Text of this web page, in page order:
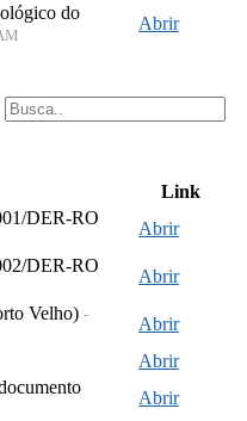
do
Abrir
Link
DER-RO
Abrir
DER-RO
Abrir
Velho) -
Abrir
Abrir
Abrir